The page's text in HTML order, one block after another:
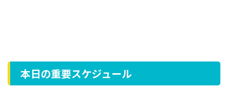
本日の重要スケジュール